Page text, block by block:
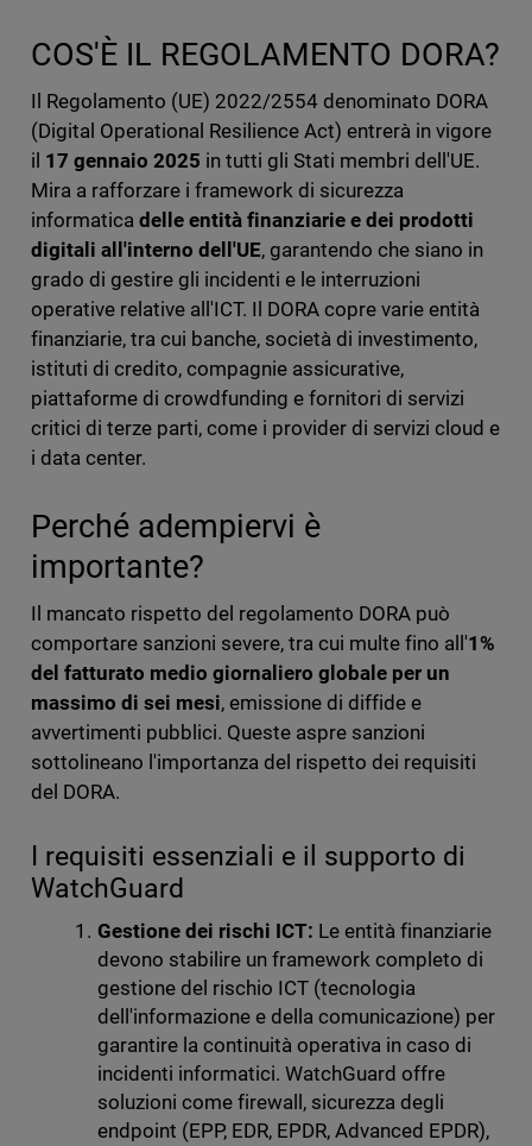
COS'È IL REGOLAMENTO DORA?
Il Regolamento (UE) 2022/2554 denominato DORA
(Digital Operational Resilience Act) entrerà in vigore
il 17 gennaio 2025 in tutti gli Stati membri dell'UE.
Mira a rafforzare i framework di sicurezza
informatica delle entità finanziarie e dei prodotti
digitali all'interno dell'UE, garantendo che siano in
grado di gestire gli incidenti e le interruzioni
operative relative all'ICT. Il DORA copre varie entità
finanziarie, tra cui banche, società di investimento,
istituti di credito, compagnie assicurative,
piattaforme di crowdfunding e fornitori di servizi
critici di terze parti, come i provider di servizi cloud e
i data center.
Perché adempiervi è
importante?
Il mancato rispetto del regolamento DORA può
comportare sanzioni severe, tra cui multe fino all'1%
del fatturato medio giornaliero globale per un
massimo di sei mesi, emissione di diffide e
avvertimenti pubblici. Queste aspre sanzioni
sottolineano l'importanza del rispetto dei requisiti
del DORA.
I requisiti essenziali e il supporto di
WatchGuard
Gestione dei rischi ICT: Le entità finanziarie
devono stabilire un framework completo di
gestione del rischio ICT (tecnologia
dell'informazione e della comunicazione) per
garantire la continuità operativa in caso di
incidenti informatici. WatchGuard offre
soluzioni come firewall, sicurezza degli
endpoint (EPP, EDR, EPDR, Advanced EPDR),